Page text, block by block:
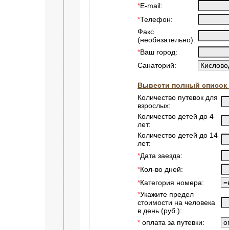
*E-mail:
*Телефон:
Факс
(необязательно):
*Ваш город:
Санаторий:
Вывести полный список
Количество путевок для
взрослых:
Количество детей до 4
лет:
Количество детей до 14
лет:
*Дата заезда:
*Кол-во дней:
*Категория номера:
*Укажите предел
стоимости на человека
в день (руб.):
* оплата за путевки: